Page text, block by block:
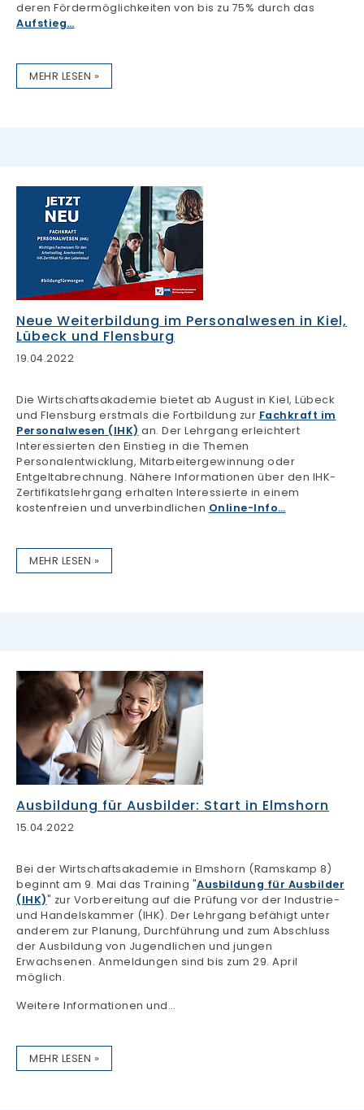
deren Fördermöglichkeiten von bis zu 75% durch das
Aufstieg…
MEHR LESEN »
Neue Weiterbildung im Personalwesen in Kiel,
Lübeck und Flensburg
19.04.2022
Die Wirtschaftsakademie bietet ab August in Kiel, Lübeck
und Flensburg erstmals die Fortbildung zur Fachkraft im
Personalwesen (IHK) an. Der Lehrgang erleichtert
Interessierten den Einstieg in die Themen
Personalentwicklung, Mitarbeitergewinnung oder
Entgeltabrechnung. Nähere Informationen über den IHK-
Zertifikatslehrgang erhalten Interessierte in einem
kostenfreien und unverbindlichen Online-Info…
MEHR LESEN »
Ausbildung für Ausbilder: Start in Elmshorn
15.04.2022
Bei der Wirtschaftsakademie in Elmshorn (Ramskamp 8)
beginnt am 9. Mai das Training "Ausbildung für Ausbilder
(IHK)" zur Vorbereitung auf die Prüfung vor der Industrie-
und Handelskammer (IHK). Der Lehrgang befähigt unter
anderem zur Planung, Durchführung und zum Abschluss
der Ausbildung von Jugendlichen und jungen
Erwachsenen. Anmeldungen sind bis zum 29. April
möglich.
Weitere Informationen und…
MEHR LESEN »